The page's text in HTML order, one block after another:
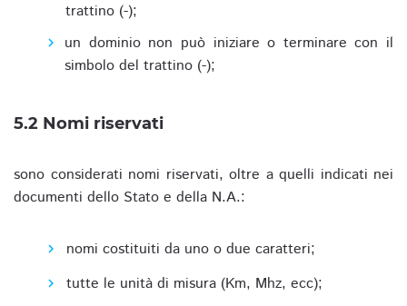
trattino (-);
un dominio non può iniziare o terminare con il
simbolo del trattino (-);
5.2 Nomi riservati
sono considerati nomi riservati, oltre a quelli indicati nei
documenti dello Stato e della N.A.:
nomi costituiti da uno o due caratteri;
tutte le unità di misura (Km, Mhz, ecc);